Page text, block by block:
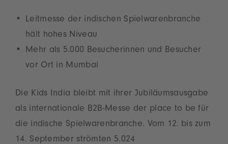
Leitmesse der indischen Spielwarenbranche
hält hohes Niveau
Mehr als 5.000 Besucherinnen und Besucher
vor Ort in Mumbai
Die Kids India bleibt mit ihrer Jubiläumsausgabe
als internationale B2B-Messe der place to be für
die indische Spielwarenbranche. Vom 12. bis zum
14. September strömten 5.024